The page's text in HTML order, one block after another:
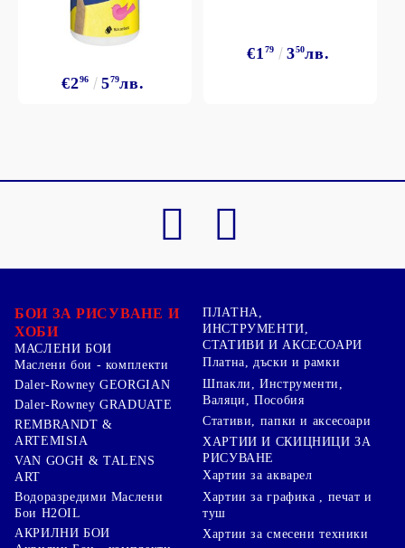
€296 579лв.
€1 79 350лв.
БОИ ЗА РИСУВАНЕ И
ХОБИ
МАСЛЕНИ БОИ
Маслени бои - комплекти
Daler-Rowney GEORGIAN
Daler-Rowney GRADUATE
REMBRANDT &
ARTEMISIA
VAN GOGH & TALENS
ART
Водоразредими Маслени
Бои H2OIL
АКРИЛНИ БОИ
ПЛАТНА,
ИНСТРУМЕНТИ,
СТАТИВИ И АКСЕСОАРИ
Платна, дъски и рамки
Шпакли, Инструменти,
Валяци, Пособия
Стативи, папки и аксесоари
ХАРТИИ И СКИЦНИЦИ ЗА
РИСУВАНЕ
Хартии за акварел
Хартии за графика , печат и
туш
Хартии за смесени техники